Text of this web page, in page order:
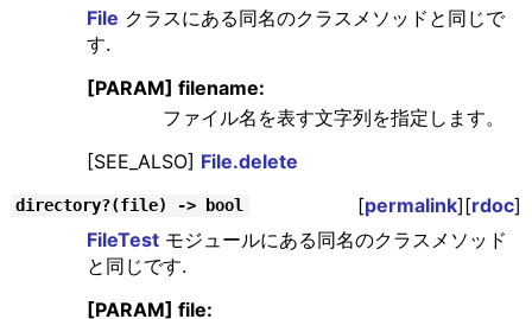
File クラスにある同名のクラスメソッドと同じで
す.
[PARAM] filename:
ファイル名を表す文字列を指定します。
[SEE_ALSO] File.delete
directory?(file) -> bool [permalink][rdoc]
FileTestモジュールにある同名のクラスメソッド
と同じです.
[PARAM] file: